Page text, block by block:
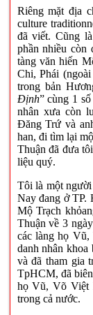
Riêng mặt địa
culture
đã viết. Cũng
phần nhiều còn
tàng văn hiến
Chi, Phái
trong bản
Định” cùng 1
nhân xưa còn
Đăng Trứ và
han, đi tìm lại
Thuận đã đưa
liệu quý.
Tôi là một
Nay đang ở TP.
Mộ Trạch
Thuận về 3
các làng họ
danh nhân
và đã tham gia
TpHCM, đã
họ Vũ, Võ Việt
trong cả nước.